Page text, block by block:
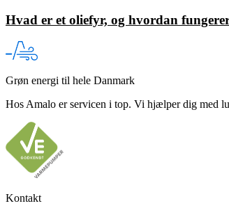
Hvad er et oliefyr, og hvordan
Grøn energi til hele Danmark
Hos Amalo er servicen i top. Vi hjælper dig med
Kontakt